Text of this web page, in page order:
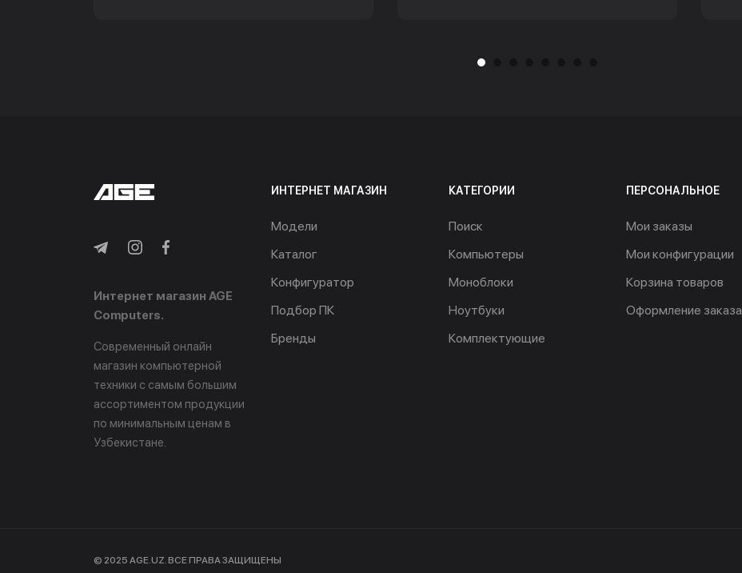
Интернет магазин AGE
Computers.
Современный онлайн
магазин компьютерной
техники с самым большим
ассортиментом продукции
по минимальным ценам в
Узбекистане.
ИНТЕРНЕТ МАГАЗИН
Модели
Каталог
Конфигуратор
Подбор ПК
Бренды
КАТЕГОРИИ
Поиск
Компьютеры
Моноблоки
Ноутбуки
Комплектующие
ПЕРСОНАЛЬНОЕ
Мои заказы
Мои конфигурации
Корзина товаров
Оформление заказа
© 2025 AGE.UZ. ВСЕ ПРАВА ЗАЩИЩЕНЫ